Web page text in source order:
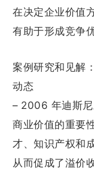
在决定企业价值
有助于形成竞争
案例研究和见解
动态
– 2006 年迪斯尼
商业价值的重要
才、知识产权和
从而促成了溢价